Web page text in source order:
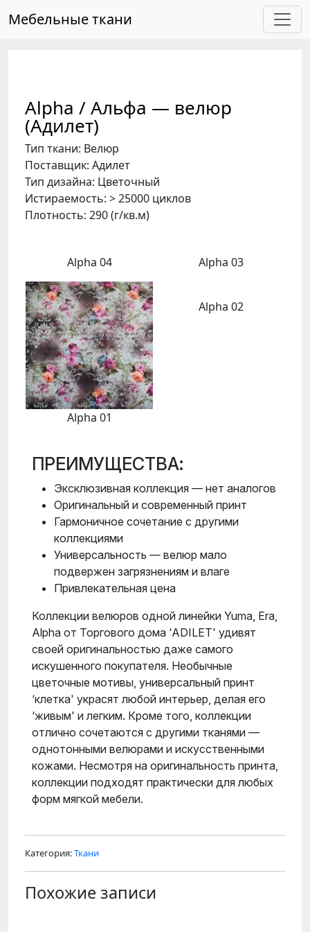
Мебельные ткани
Alpha / Альфа — велюр
(Адилет)
Тип ткани: Велюр
Поставщик: Адилет
Тип дизайна: Цветочный
Истираемость: > 25000 циклов
Плотность: 290 (г/кв.м)
Alpha 04 Alpha 03
Alpha 01
Alpha 02
ПРЕИМУЩЕСТВА:
Эксклюзивная коллекция — нет аналогов
Оригинальный и современный принт
Гармоничное сочетание с другими
коллекциями
Универсальность — велюр мало
подвержен загрязнениям и влаге
Привлекательная цена
Коллекции велюров одной линейки Yuma, Era,
Alpha от Торгового дома ‘ADILET' удивят
своей оригинальностью даже самого
искушенного покупателя. Необычные
цветочные мотивы, универсальный принт
‘клетка' украсят любой интерьер, делая его
‘живым' и легким. Кроме того, коллекции
отлично сочетаются с другими тканями —
однотонными велюрами и искусственными
кожами. Несмотря на оригинальность принта,
коллекции подходят практически для любых
форм мягкой мебели.
Категория:Ткани
Похожие записи